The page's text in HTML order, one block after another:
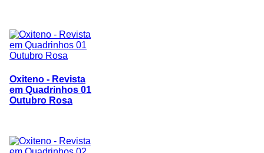
Oxiteno - Revista
em Quadrinhos 01
Outubro Rosa